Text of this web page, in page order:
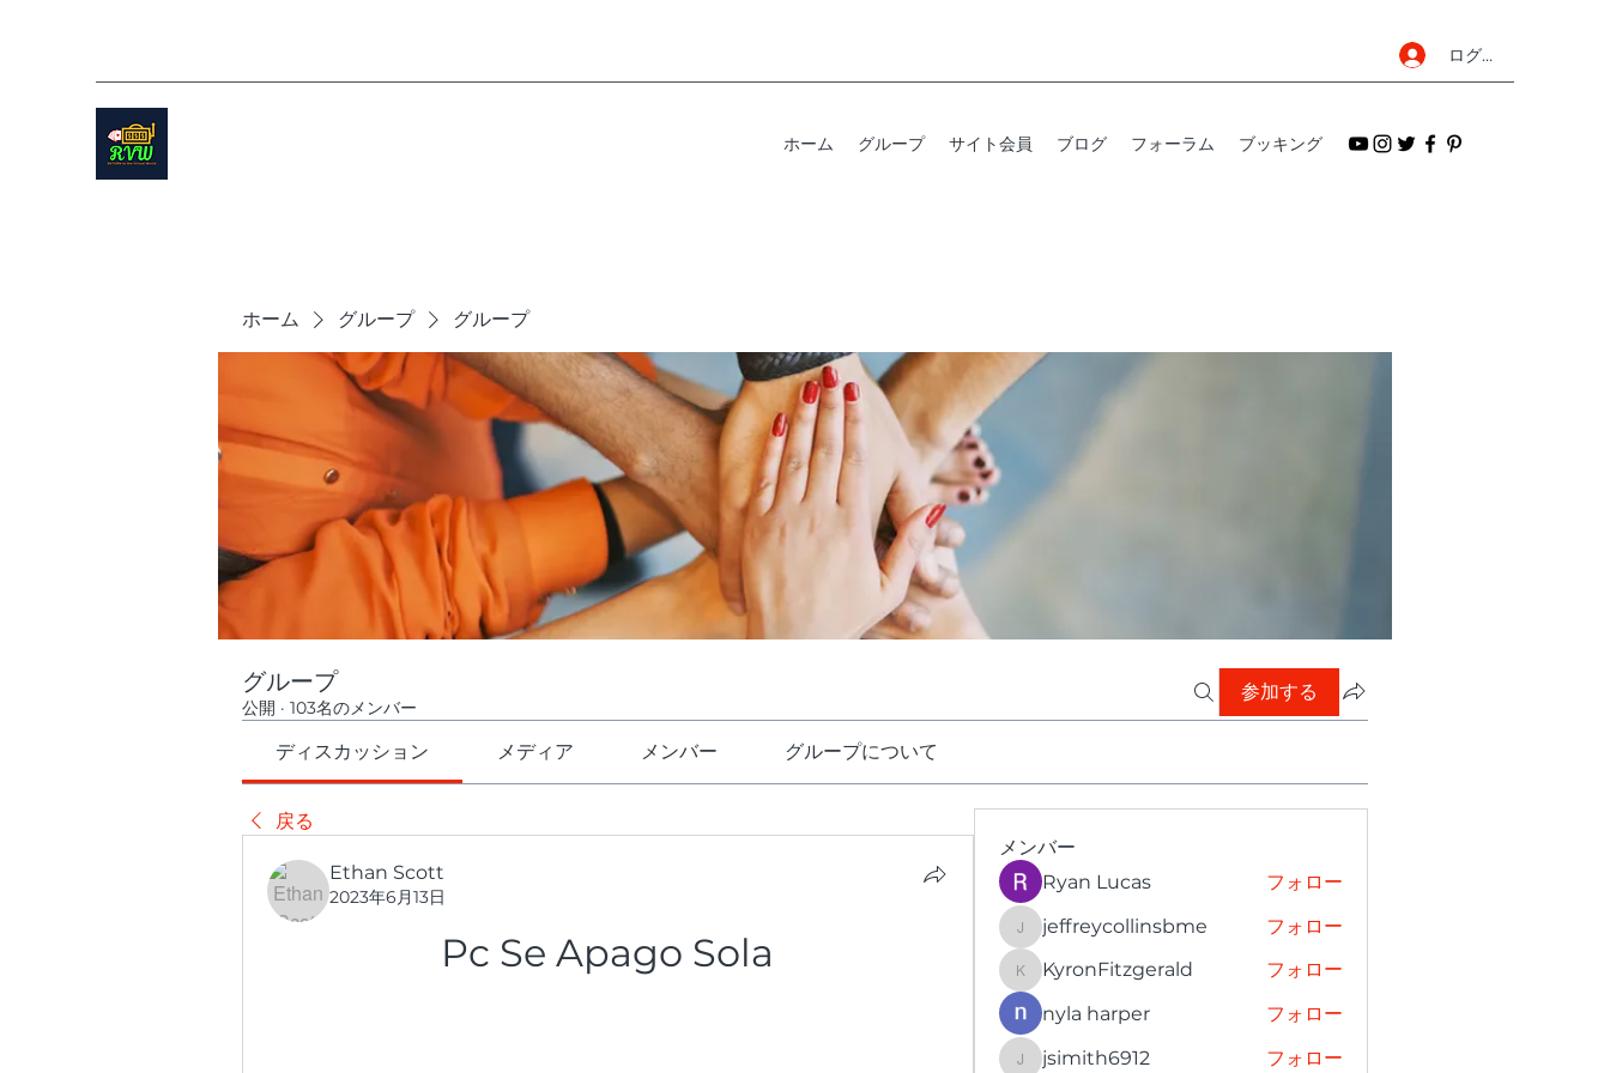
ログイン
ホーム グループ サイト会員 ブログ フォーラム ブッキング
ホーム グループ グループ
グループ
公開 · 103名のメンバー
参加する
ディスカッション メディア メンバー グループについて
戻る
Ethan Scott
2023年6月13日
Pc Se Apago Sola
メンバー
Ryan Lucas フォロー
jeffreycollinsbme
jeffreycollinsbme フォロー
KyronFitzgerald
KyronFitzgerald
フォロー
nyla harper
フォロー
jsimith6912 フォロー